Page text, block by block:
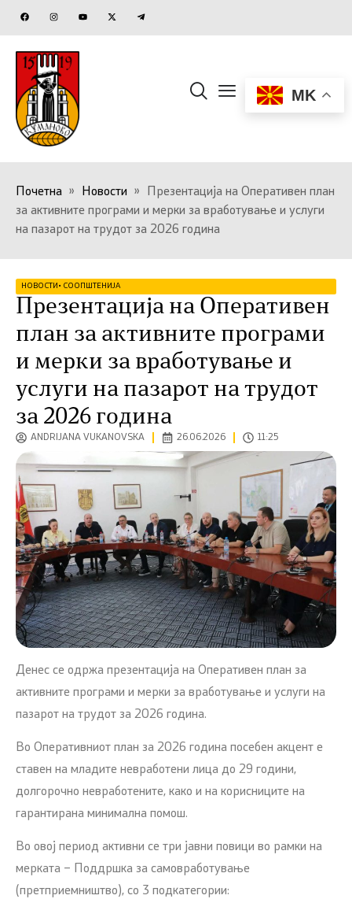
MK
Почетна » Новости »
Презентација на Оперативен план
за активните програми и мерки за вработување и услуги
на пазарот на трудот за 2026 година
НОВОСТИ • СООПШТЕНИЈА
Презентација на Оперативен
план за активните програми
и мерки за вработување и
услуги на пазарот на трудот
за 2026 година
ANDRIJANA VUKANOVSKA 26.06.2026 11:25
Денес се одржа презентација на Оперативен план за
активните програми и мерки за вработување и услуги на
пазарот на трудот за 2026 година.
Во Оперативниот план за 2026 година посебен акцент е
ставен на младите невработени лица до 29 години,
долгорочно невработените, како и на корисниците на
гарантирана минимална помош.
Во овој период активни се три јавни повици во рамки на
мерката – Поддршка за самовработување
(претприемништво), со 3 подкатегории: